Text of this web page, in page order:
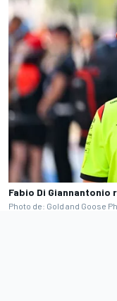
Fabio Di
Photo de: Gold and Goose